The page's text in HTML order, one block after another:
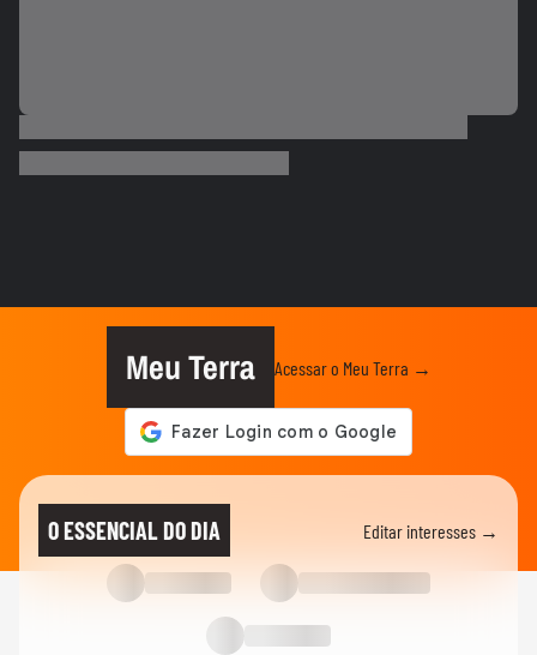
como o Oruam', diz...
"Crianças se enchem de autoestima
quando veem um Papai Noel...
Rimadores contam como vídeos
fortaleceram as batalhas de rima
Bicicleta alerta contra chuvas e enchentes
na periferia de SP
Meu Terra Acessar o Meu Terra →
O ESSENCIAL DO DIA Editar interesses →